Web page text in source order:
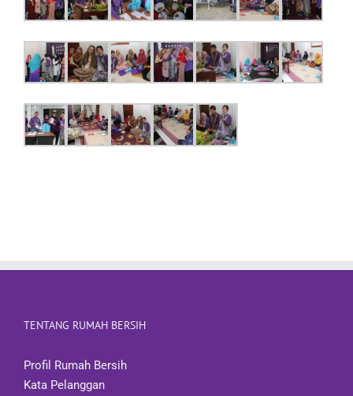
TENTANG RUMAH BERSIH
Profil Rumah Bersih
Kata Pelanggan